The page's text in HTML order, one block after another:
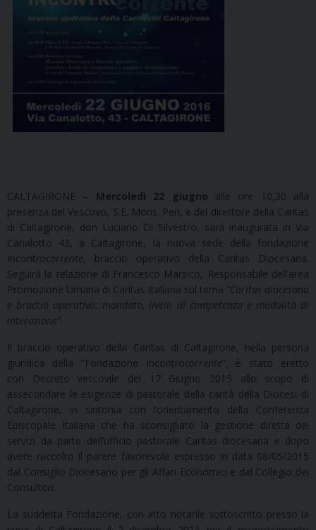
CALTAGIRONE – Mercoledì 22 giugno alle ore 10,30 alla
presenza del Vescovo, S.E. Mons. Peri, e del direttore della Caritas
di Caltagirone, don Luciano Di Silvestro, sarà inaugurata in Via
Canalotto 43, a Caltagirone, la nuova sede della fondazione
Incontrocorrente , braccio operativo della Caritas Diocesana.
Seguirà la relazione di Francesco Marsico, Responsabile dell’area
Promozione Umana di Caritas Italiana sul tema “Caritas diocesana
e braccio operativo: mandato, livelli di competenza e modalità di
interazione”.
Il braccio operativo della Caritas di Caltagirone, nella persona
giuridica della “Fondazione Incontrocorrente”, è stato eretto
con Decreto vescovile del 17 Giugno 2015 allo scopo di
assecondare le esigenze di pastorale della carità della Diocesi di
Caltagirone, in sintonia con l’orientamento della Conferenza
Episcopale Italiana che ha sconsigliato la gestione diretta dei
servizi da parte dell’ufficio pastorale Caritas diocesana e dopo
avere raccolto il parere favorevole espresso in data 08/05/2015
dal Consiglio Diocesano per gli Affari Economici e dal Collegio dei
Consultori.
La suddetta Fondazione, con atto notarile sottoscritto presso la